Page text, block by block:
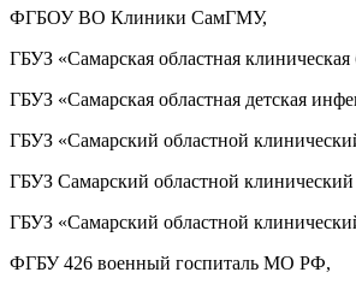
ФГБОУ ВО Клиники СамГМУ,
ГБУЗ «Самарская областная
ГБУЗ «Самарская областная детская
ГБУЗ «Самарский областной
ГБУЗ Самарский областной
ГБУЗ «Самарский областной
ФГБУ 426 военный госпиталь МО РФ,